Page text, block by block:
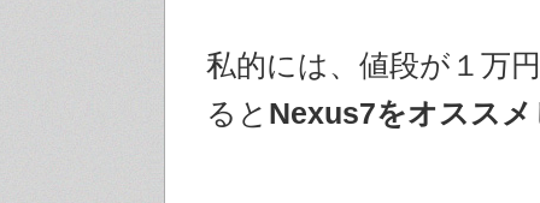
私的には、値段が１万
ると Nexus7をオススメ